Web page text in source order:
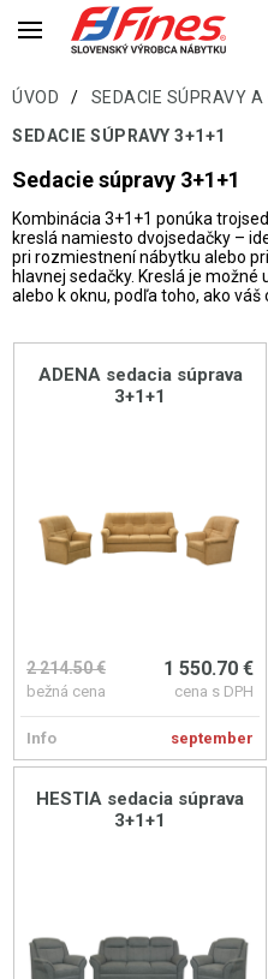
ÚVOD / SEDACIE SÚPRAVY A
SEDACIE SÚPRAVY 3+1+1
Sedacie súpravy 3+1+1
Kombinácia 3+1+1 ponúka
kreslá namiesto dvojsedačky –
pri rozmiestnení nábytku alebo
hlavnej sedačky. Kreslá je
alebo k oknu, podľa toho, ako váš
ADENA sedacia súprava
3+1+1
2 214.50 €
bežná cena
1 550.70 €
cena s DPH
Info september
HESTIA sedacia súprava
3+1+1